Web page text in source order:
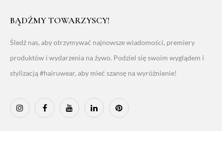
BĄDŹMY TOWARZYSCY!
Śledź nas, aby otrzymywać najnowsze wiadomości, premiery
produktów i wydarzenia na żywo. Podziel się swoim wyglądem i
stylizacją #hairuwear, aby mieć szansę na wyróżnienie!